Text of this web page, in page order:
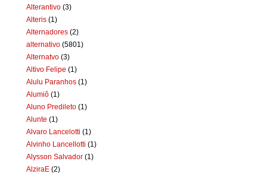
Alterantivo (3)
Alteris (1)
Alternadores (2)
alternativo (5801)
Alternatvo (3)
Altivo Felipe (1)
Alulu Paranhos (1)
Alumiô (1)
Aluno Predileto (1)
Alunte (1)
Alvaro Lancelotti (1)
Alvinho Lancellotti (1)
Alysson Salvador (1)
AlziraE (2)